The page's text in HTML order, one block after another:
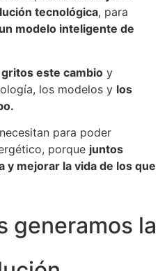
tecnológica, para
modelo inteligente de
este cambio y
los modelos y los
para poder
porque juntos
y mejorar la vida de los que
generamos la